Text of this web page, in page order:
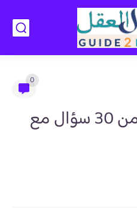
0
اختبار ذكاء سريع من 30 سؤال مع